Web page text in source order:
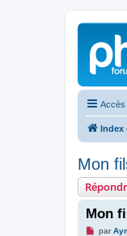
Accès
Index
Mon
Mon
Mpar